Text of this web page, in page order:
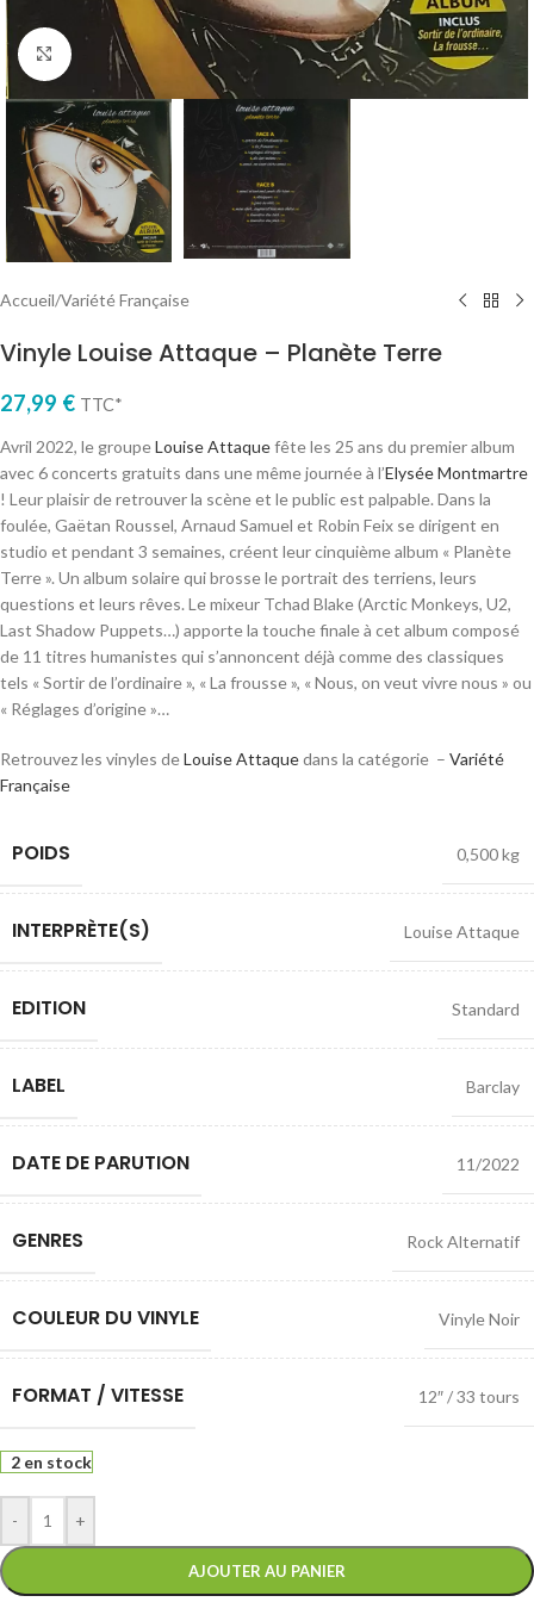
Cliquez pour agrandir
Accueil/Variété Française
Vinyle Louise Attaque – Planète Terre
27,99 € TTC*
Avril 2022, le groupeLouise Attaquefête les 25 ans du premier album
avec 6 concerts gratuits dans une même journée à l’Elysée Montmartre
! Leur plaisir de retrouver la scène et le public est palpable. Dans la
foulée, Gaëtan Roussel, Arnaud Samuel et Robin Feix se dirigent en
studio et pendant 3 semaines, créent leur cinquième album « Planète
Terre ». Un album solaire qui brosse le portrait des terriens, leurs
questions et leurs rêves. Le mixeur Tchad Blake (Arctic Monkeys, U2,
Last Shadow Puppets…) apporte la touche finale à cet album composé
de 11 titres humanistes qui s’annoncent déjà comme des classiques
tels « Sortir de l’ordinaire », « La frousse », « Nous, on veut vivre nous » ou
« Réglages d’origine »…
Retrouvez les vinyles deLouise Attaquedans la catégorie – Variété
Française
POIDS 0,500 kg
INTERPRÈTE(S) Louise Attaque
EDITION Standard
LABEL Barclay
DATE DE PARUTION 11/2022
GENRES Rock Alternatif
COULEUR DU VINYLE Vinyle Noir
FORMAT / VITESSE 12″ / 33 tours
2 en stock
- +
AJOUTER AU PANIER